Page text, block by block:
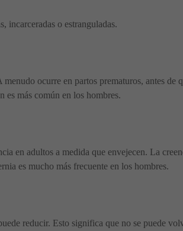
incarceradas o estranguladas.
ocurre en partos prematuros, antes
es más común en los hombres.
en adultos a medida que envejecen. La
es mucho más frecuente en los hombres.
reducir. Esto significa que no se puede